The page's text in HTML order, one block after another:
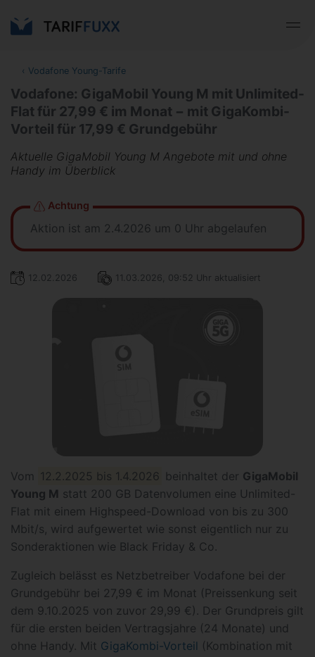
‹ Vodafone Young-Tarife
Vodafone: GigaMobil Young M mit Unlimited-
Flat für 27,99 € im Monat − mit GigaKombi-
Vorteil für 17,99 € Grundgebühr
Aktuelle GigaMobil Young M Angebote mit und ohne
Handy im Überblick
Achtung
Aktion ist am 2.4.2026 um 0 Uhr abgelaufen
12.02.2026 11.03.2026, 09:52 Uhr aktualisiert
Vom 12.2.2025 bis 1.4.2026 beinhaltet der GigaMobil
Young M statt 200 GB Datenvolumen eine Unlimited-
Flat mit einem Highspeed-Download von bis zu 300
Mbit/s, wird aufgewertet wie sonst eigentlich nur zu
Sonderaktionen wie Black Friday & Co.
Zugleich belässt es Netzbetreiber Vodafone bei der
Grundgebühr bei 27,99 € im Monat (Preissenkung seit
dem 9.10.2025 von zuvor 29,99 €). Der Grundpreis gilt
für die ersten beiden Vertragsjahre (24 Monate) und
ohne Handy. Mit GigaKombi-Vorteil (Kombination mit